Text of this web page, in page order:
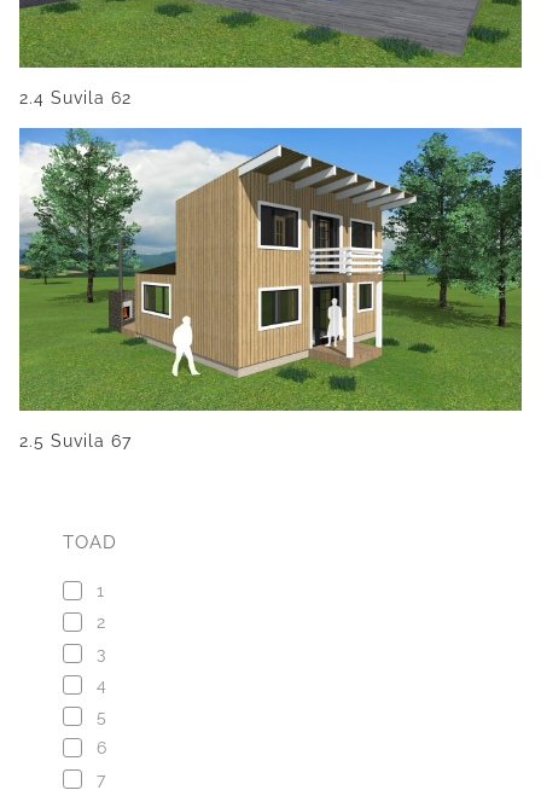
2.4 Suvila 62
2.5 Suvila 67
TOAD
1
2
3
4
5
6
7